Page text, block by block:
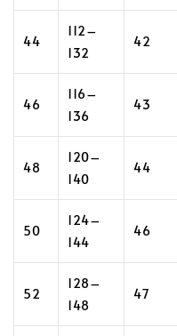
44
112–
132
42
46
116–
136
43
48
120–
140
44
50
124–
144
46
52
128–
148
47